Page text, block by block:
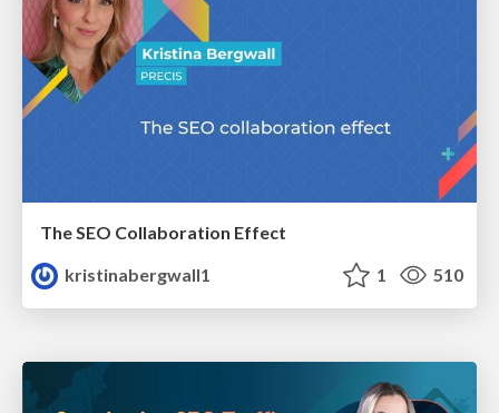
The SEO Collaboration Effect
kristinabergwall1
1 510